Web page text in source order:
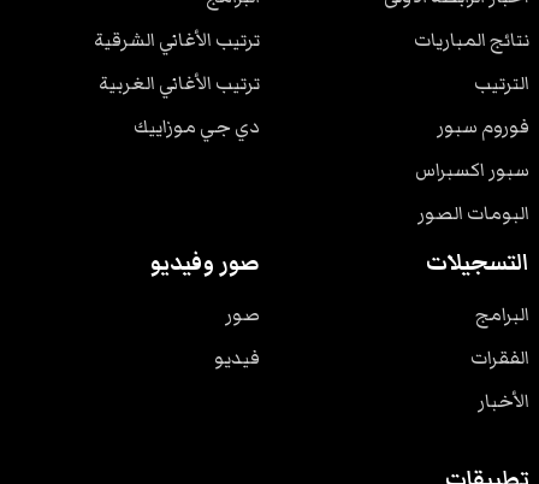
نتائج المباريات
الترتيب
فوروم سبور
سبور اكسبراس
البومات الصور
ترتيب الأغاني الشرقية
ترتيب الأغاني الغربية
دي جي موزاييك
التسجيلات
البرامج
الفقرات
الأخبار
صور وفيديو
صور
فيديو